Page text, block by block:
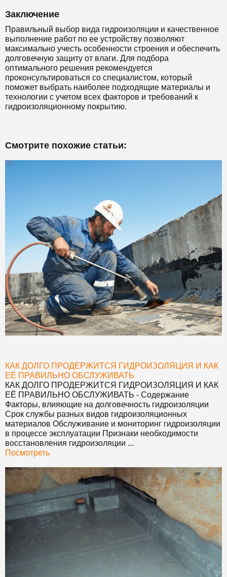
Заключение
Правильный выбор вида гидроизоляции и качественное
выполнение работ по ее устройству позволяют
максимально учесть особенности строения и обеспечить
долговечную защиту от влаги. Для подбора
оптимального решения рекомендуется
проконсультироваться со специалистом, который
поможет выбрать наиболее подходящие материалы и
технологии с учетом всех факторов и требований к
гидроизоляционному покрытию.
Смотрите похожие статьи:
КАК ДОЛГО ПРОДЕРЖИТСЯ ГИДРОИЗОЛЯЦИЯ И КАК
ЕЁ ПРАВИЛЬНО ОБСЛУЖИВАТЬ
КАК ДОЛГО ПРОДЕРЖИТСЯ ГИДРОИЗОЛЯЦИЯ И КАК
ЕЁ ПРАВИЛЬНО ОБСЛУЖИВАТЬ - Содержание
Факторы, влияющие на долговечность гидроизоляции
Срок службы разных видов гидроизоляционных
материалов Обслуживание и мониторинг гидроизоляции
в процессе эксплуатации Признаки необходимости
восстановления гидроизоляции ...
Посмотреть